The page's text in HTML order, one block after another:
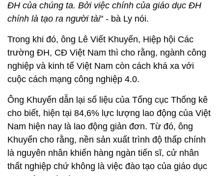
ĐH của chúng ta. Bởi việc chính của giáo dục ĐH
chính là tạo ra người tài" - bà Ly nói.
Trong khi đó, ông Lê Viết Khuyến, Hiệp hội Các
trường ĐH, CĐ Việt Nam thì cho rằng, ngành công
nghiệp và kinh tế Việt Nam còn cách khá xa với
cuộc cách mạng công nghiệp 4.0.
Ông Khuyến dẫn lại số liệu của Tổng cục Thống kê
cho biết, hiện tại 84,6% lực lượng lao động của Việt
Nam hiện nay là lao động giản đơn. Từ đó, ông
Khuyến cho rằng, nền sản xuất trình độ thấp chính
là nguyên nhân khiến hàng ngàn tiến sĩ, cử nhân
thất nghiệp chứ không là việc đào tạo của giáo dục